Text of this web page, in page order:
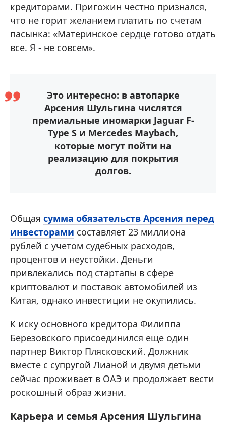
кредиторами. Пригожин честно признался,
что не горит желанием платить по счетам
пасынка: «Материнское сердце готово отдать
все. Я - не совсем».
Это интересно: в автопарке
Арсения Шульгина числятся
премиальные иномарки Jaguar F-
Type S и Mercedes Maybach,
которые могут пойти на
реализацию для покрытия
долгов.
Общая сумма обязательств Арсения перед
инвесторами составляет 23 миллиона
рублей с учетом судебных расходов,
процентов и неустойки. Деньги
привлекались под стартапы в сфере
криптовалют и поставок автомобилей из
Китая, однако инвестиции не окупились.
К иску основного кредитора Филиппа
Березовского присоединился еще один
партнер Виктор Плясковский. Должник
вместе с супругой Лианой и двумя детьми
сейчас проживает в ОАЭ и продолжает вести
роскошный образ жизни.
Карьера и семья Арсения Шульгина